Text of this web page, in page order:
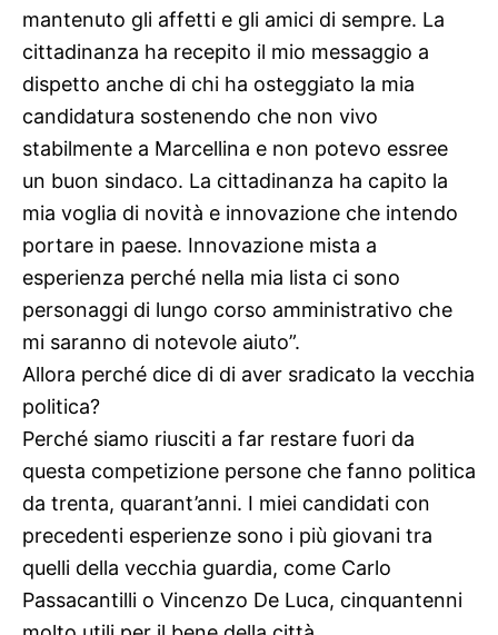
mantenuto gli affetti e gli amici di sempre. La
cittadinanza ha recepito il mio messaggio a
dispetto anche di chi ha osteggiato la mia
candidatura sostenendo che non vivo
stabilmente a Marcellina e non potevo essree
un buon sindaco. La cittadinanza ha capito la
mia voglia di novità e innovazione che intendo
portare in paese. Innovazione mista a
esperienza perché nella mia lista ci sono
personaggi di lungo corso amministrativo che
mi saranno di notevole aiuto”.
Allora perché dice di di aver sradicato la vecchia
politica?
Perché siamo riusciti a far restare fuori da
questa competizione persone che fanno politica
da trenta, quarant’anni. I miei candidati con
precedenti esperienze sono i più giovani tra
quelli della vecchia guardia, come Carlo
Passacantilli o Vincenzo De Luca, cinquantenni